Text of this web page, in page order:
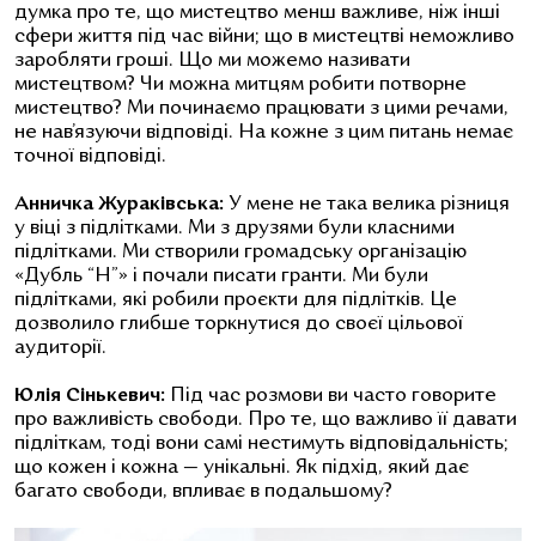
думка про те, що мистецтво менш важливе, ніж інші
сфери життя під час війни; що в мистецтві неможливо
заробляти гроші. Що ми можемо називати
мистецтвом? Чи можна митцям робити потворне
мистецтво? Ми починаємо працювати з цими речами,
не нав’язуючи відповіді. На кожне з цим питань немає
точної відповіді.
Анничка Жураківська: У мене не така велика різниця
у віці з підлітками. Ми з друзями були класними
підлітками. Ми створили громадську організацію
«Дубль “Н”» і почали писати гранти. Ми були
підлітками, які робили проєкти для підлітків. Це
дозволило глибше торкнутися до своєї цільової
аудиторії.
Юлія Сінькевич:
Під час розмови ви часто говорите
про важливість свободи.
Про те, що важливо її давати
підліткам, тоді вони самі нестимуть відповідальність;
що кожен і кожна — унікальні. Як підхід, який дає
багато свободи, впливає в подальшому?